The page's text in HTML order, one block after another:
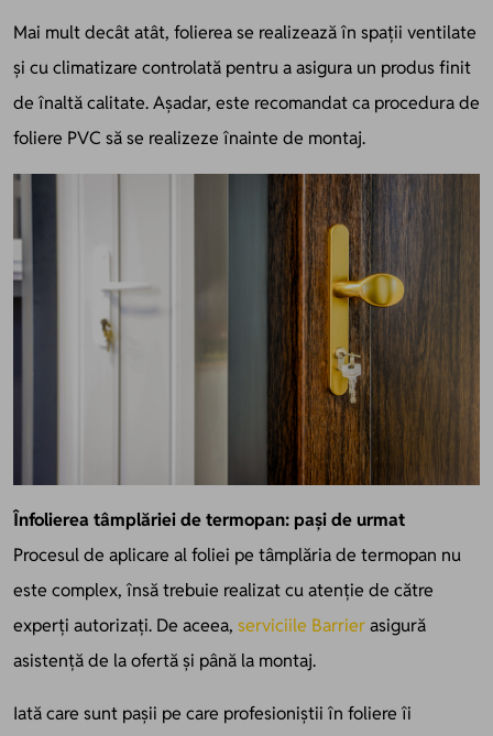
Mai mult decât atât, folierea se realizează în spații ventilate
și cu climatizare controlată pentru a asigura un produs finit
de înaltă calitate. Așadar, este recomandat ca procedura de
foliere PVC să se realizeze înainte de montaj.
Înfolierea tâmplăriei de termopan: pași de urmat
Procesul de aplicare al foliei pe tâmplăria de termopan nu
este complex, însă trebuie realizat cu atenție de către
experți autorizați. De aceea, serviciile Barrierasigură
asistență de la ofertă și până la montaj.
Iată care sunt pașii pe care profesioniștii în foliere îi